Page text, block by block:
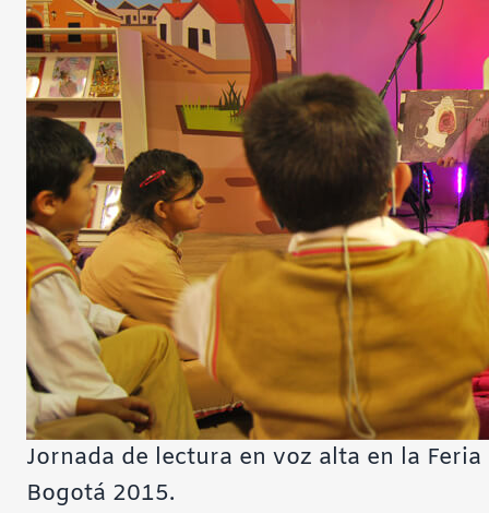
Jornada de lectura en voz alta en la
Bogotá 2015.